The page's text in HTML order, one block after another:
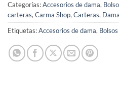
Categorías:Accesorios de dama,
carteras,Carma Shop,Carteras,
Etiquetas:Accesorios de dama,